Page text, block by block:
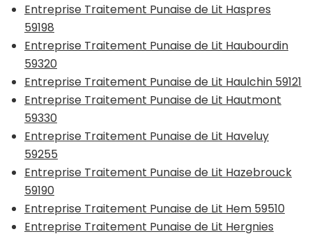
Entreprise Traitement Punaise de Lit Haspres
59198
Entreprise Traitement Punaise de Lit Haubourdin
59320
Entreprise Traitement Punaise de Lit Haulchin 59121
Entreprise Traitement Punaise de Lit Hautmont
59330
Entreprise Traitement Punaise de Lit Haveluy
59255
Entreprise Traitement Punaise de Lit Hazebrouck
59190
Entreprise Traitement Punaise de Lit Hem 59510
Entreprise Traitement Punaise de Lit Hergnies